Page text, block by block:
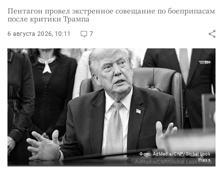
Пентагон провел экстренное совещание по боеприпасам
после критики Трампа
6 августа 2026, 10:11 7
Фото: AdMedia/CNP/Global Look
Press